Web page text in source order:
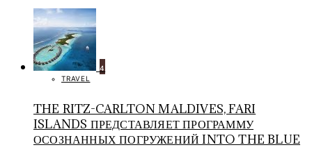
4
TRAVEL
THE RITZ-CARLTON MALDIVES, FARI
ISLANDS ПРЕДСТАВЛЯЕТ ПРОГРАММУ
ОСОЗНАННЫХ ПОГРУЖЕНИЙ INTO THE BLUE